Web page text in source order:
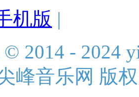
机版 |
2014 - 2024
峰音乐网 版